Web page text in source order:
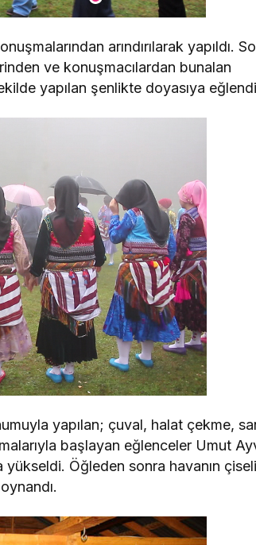
arındırılarak yapıldı.
ve konuşmacılardan bunalan
yapılan şenlikte doyasıya
yapılan; çuval, halat çekme,
başlayan eğlenceler Umut
Öğleden sonra havanın çiseli